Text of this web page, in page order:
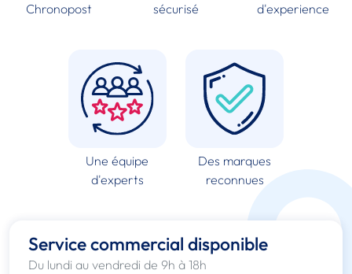
Chronopost
sécurisé
d'experience
Une équipe
d'experts
Des marques
reconnues
Service commercial disponible
Du lundi au vendredi de 9h à 18h